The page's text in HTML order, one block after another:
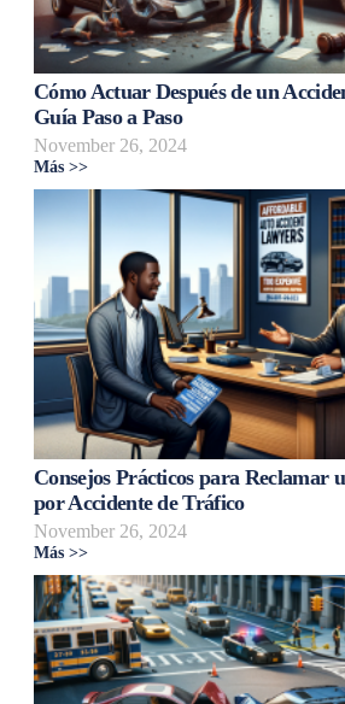
Cómo Actuar Después de un
Guía Paso a Paso
November 26, 2024
Más >>
Consejos Prácticos para Reclamar
por Accidente de Tráfico
November 26, 2024
Más >>